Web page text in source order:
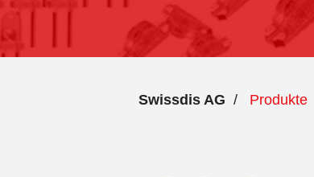
Swissdis AG / Produkte